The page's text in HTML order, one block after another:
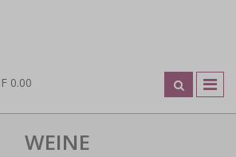
0.00
WEINE